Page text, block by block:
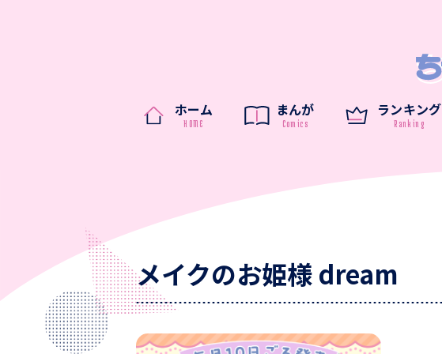
ホーム まんが ランキング
メイクのお姫様 dream